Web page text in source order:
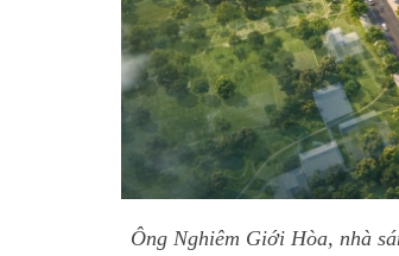
Ông Nghiêm Giới Hòa, nhà